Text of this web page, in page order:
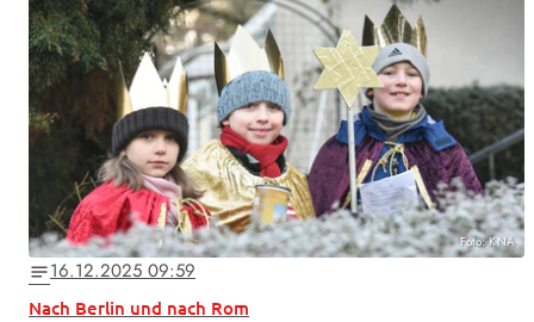
Foto: KNA
notes16.12.2025 09:59
Nach Berlin und nach Rom